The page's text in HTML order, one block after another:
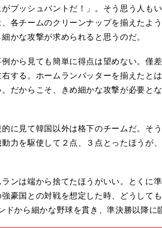
がプッシュバントだ！」。そう思う人も
各チームのクリーンナップを揃えたよ
かな攻撃が求められると思うのだ。
から見ても簡単に得点は望めない。僅
する。ホームランバッターを揃えたと
だからこそ、きめ細かな攻撃が必要と
に見て韓国以外は格下のチームだ。そ
力を駆使して２点、３点とったほうが
ンは端から捨てたほうがいい。とくに
豪国との対戦を想定した時、どうして
ドから細かな野球を貫き、準決勝以降に